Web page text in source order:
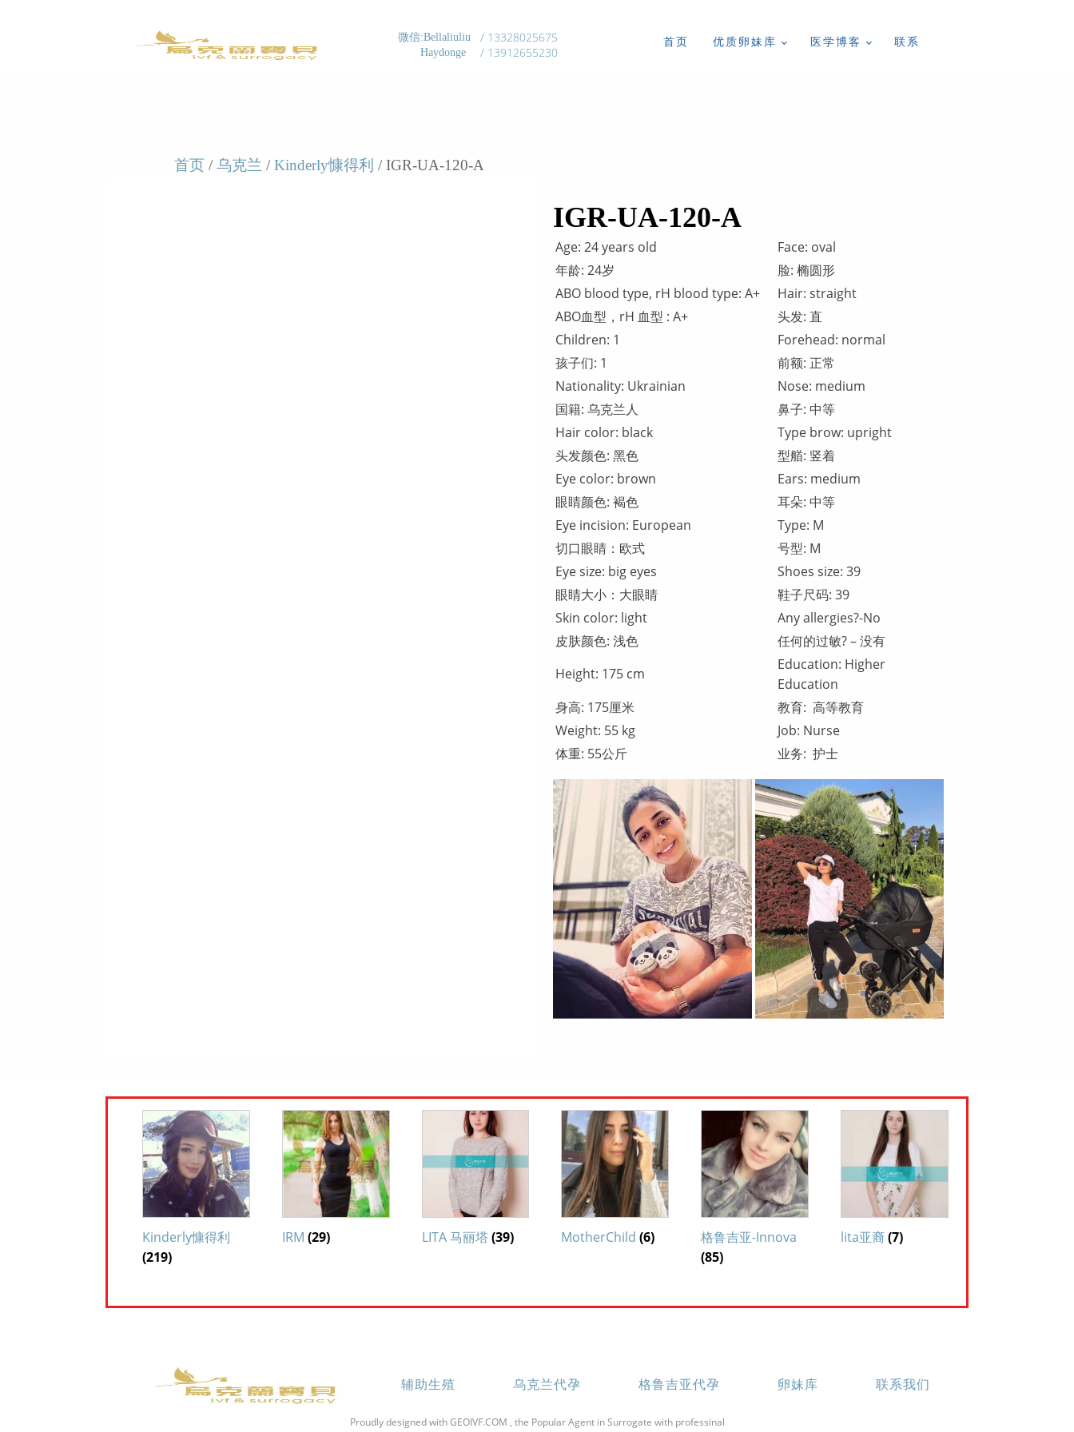
微信:Bellaliuliu
Haydonge
/ 13328025675
/ 13912655230
首页 优质卵妹库 医学博客 联系
首页 / 乌克兰 / Kinderly慷得利 / IGR-UA-120-A
IGR-UA-120-A
Age: 24 years old
Face: oval
年龄: 24岁
脸: 椭圆形
ABO blood type, rH blood type: А+
Hair: straight
ABO血型，rH 血型 : А+
头发: 直
Children: 1
Forehead: normal
孩子们: 1
前额: 正常
Nationality: Ukrainian
Nose: medium
国籍: 乌克兰人
鼻子: 中等
Hair color: black
Type brow: upright
头发颜色: 黑色
型艏: 竖着
Eye color: brown
Ears: medium
眼睛颜色: 褐色
耳朵: 中等
Eye incision: European
Type: М
切口眼睛：欧式
号型: М
Eye size: big eyes
Shoes size: 39
眼睛大小：大眼睛
鞋子尺码: 39
Skin color: light
Any allergies?-No
皮肤颜色: 浅色
任何的过敏? – 没有
Height: 175 cm
Education: Higher
Education
身高: 175厘米
教育: 高等教育
Weight: 55 kg
Job: Nurse
体重: 55公斤
业务: 护士
Kinderly慷得利
(219)
IRM (29) LITA 马丽塔 (39) MotherChild(6)
格鲁吉亚-Innova
(85)
lita亚裔(7)
辅助生殖 乌克兰代孕 格鲁吉亚代孕 卵妹库 联系我们
Proudly designed with GEOIVF.COM , the Popular Agent in Surrogate with professinal